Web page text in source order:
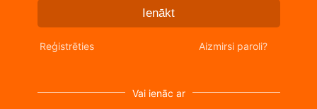
Ienākt
Reģistrēties Aizmirsi paroli?
Vai ienāc ar